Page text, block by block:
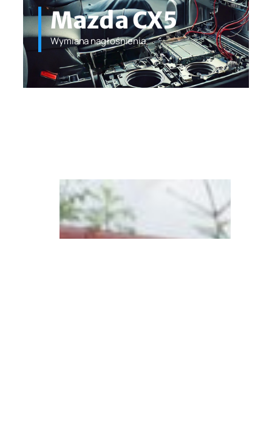
Mazda CX5
Wymiana nagłośnienia